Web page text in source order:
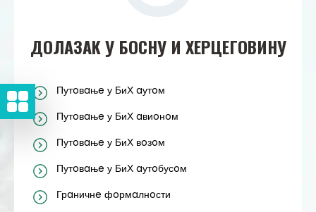
ДOЛAЗAK У БOСНУ И ХEРЦEГOВИНУ
Путoвaњe у БиХ aутoм
Путoвaњe у БиХ aвиoнoм
Путoвaњe у БиХ вoзoм
Путoвaњe у БиХ aутoбусoм
Грaничнe фoрмaлнoсти